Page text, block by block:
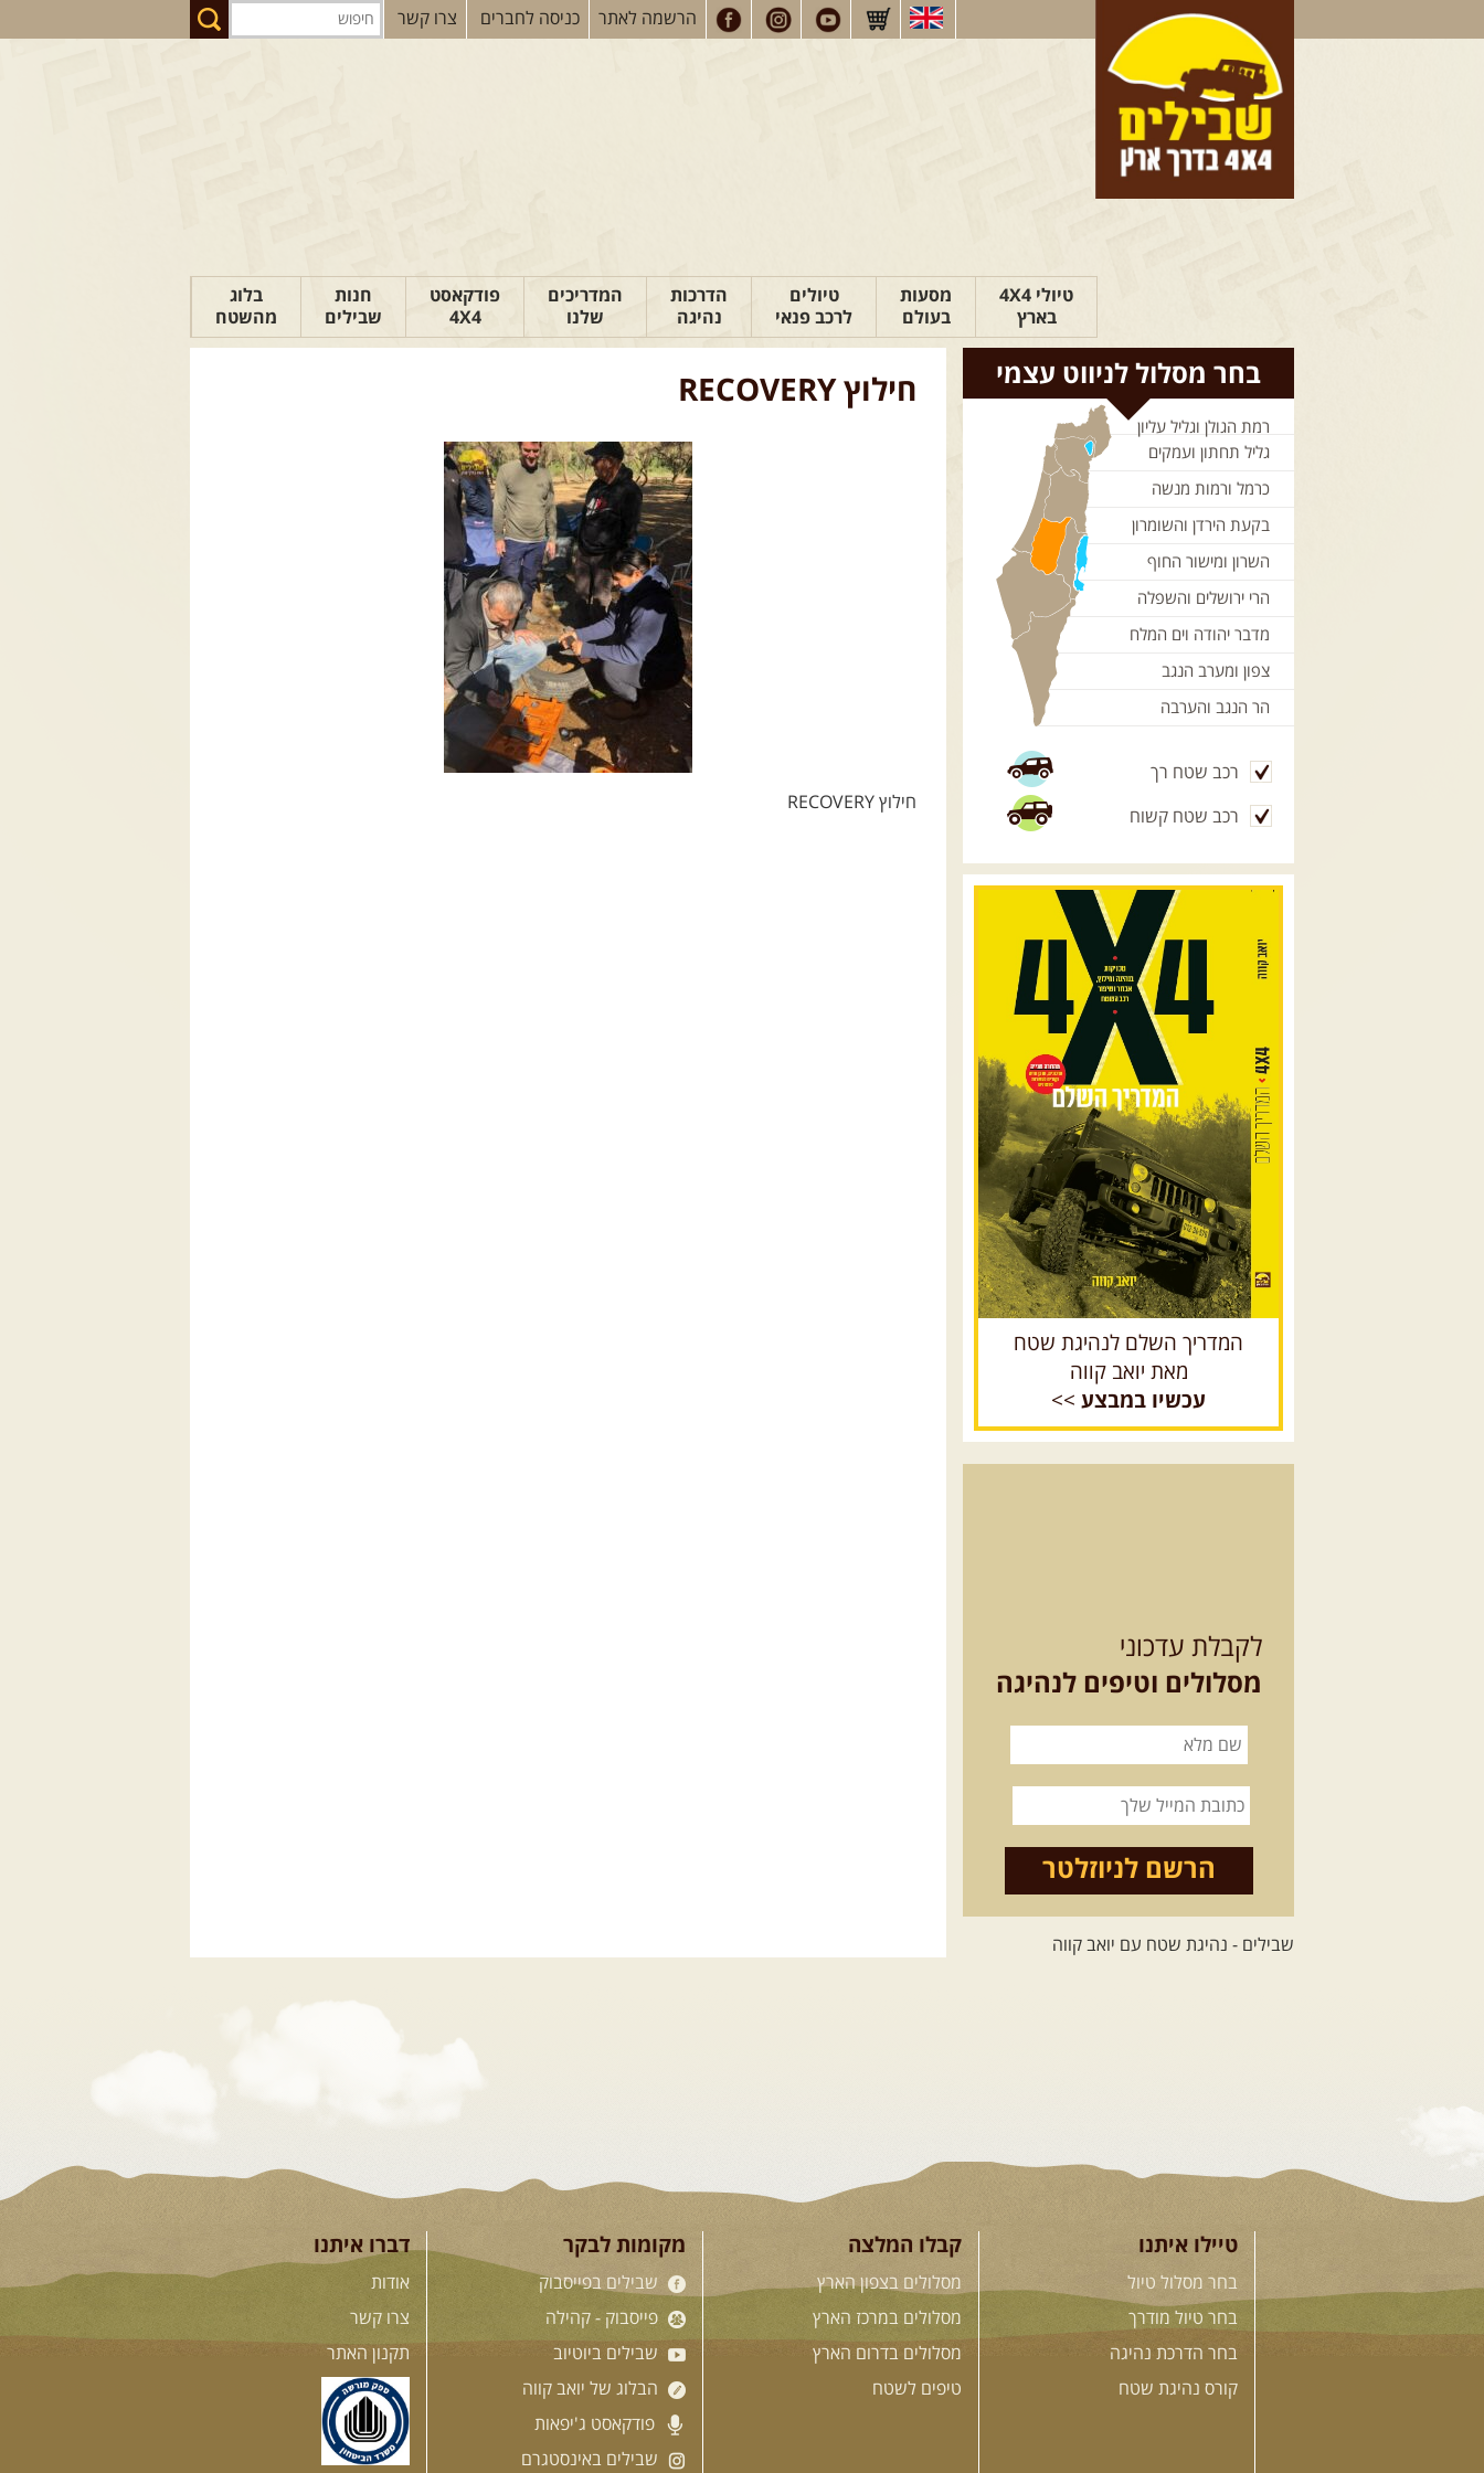
הרשמה לאתר כניסה לחברים צרו קשר
טיולי 4X4
בארץ
מסעות
בעולם
טיולים
לרכב פנאי
הדרכות
נהיגה
המדריכים
שלנו
פודקאסט
4X4
חנות
שבילים
בלוג
מהשטח
חילוץ RECOVERY
חילוץ RECOVERY
בחר מסלול לניווט עצמי
רמת הגולן וגליל עליון
גליל תחתון ועמקים
כרמל ורמות מנשה
בקעת הירדן והשומרון
השרון ומישור החוף
הרי ירושלים והשפלה
מדבר יהודה וים המלח
צפון ומערב הנגב
הר הנגב והערבה
רכב שטח רך
רכב שטח קשוח
המדריך השלם לנהיגת שטח
מאת יואב קווה
עכשיו במבצע >>
לקבלת עדכוני
מסלולים וטיפים לנהיגה
הרשם לניוזלטר
טיילו איתנו
בחר מסלול טיול
בחר טיול מודרך
בחר הדרכת נהיגה
קורס נהיגת שטח
קבלו המלצה
מסלולים בצפון הארץ
מסלולים במרכז הארץ
מסלולים בדרום הארץ
טיפים לשטח
מקומות לבקר
שבילים בפייסבוק
פייסבוק - קהילה
שבילים ביוטיוב
הבלוג של יואב קווה
פודקאסט ג'יפאות
שבילים באינסטגרם
דברו איתנו
אודות
צרו קשר
תקנון האתר